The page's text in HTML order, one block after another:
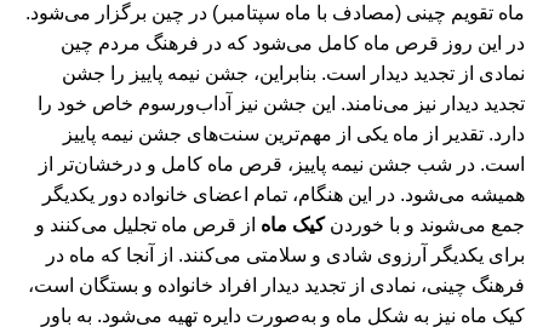
ماه تقویم چینی (مصادف با ماه سپتامبر) در چین برگزار می‌شود.
در این روز قرص ماه کامل می‌شود که در فرهنگ مردم چین
نمادی از تجدید دیدار است. بنابراین، جشن نیمه پاییز را جشن
تجدید دیدار نیز می‌نامند. این جشن نیز آداب‌ورسوم خاص خود را
دارد. تقدیر از ماه یکی از مهم‌ترین سنت‌های جشن نیمه پاییز
است. در شب جشن نیمه پاییز، قرص ماه کامل و درخشان‌تر از
همیشه می‌شود. در این هنگام، تمام اعضای خانواده دور یکدیگر
جمع می‌شوند و با خوردنکیک ماه از قرص ماه تجلیل می‌کنند و
برای یکدیگر آرزوی شادی و سلامتی می‌کنند. از آنجا که ماه در
فرهنگ چینی، نمادی از تجدید دیدار افراد خانواده‌ و بستگان است،
کیک ماه نیز به شکل ماه و به‌صورت دایره تهیه می‌شود. به باور